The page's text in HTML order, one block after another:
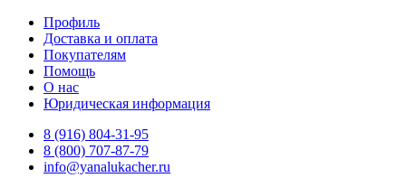
Профиль
Доставка и оплата
Покупателям
Помощь
О нас
Юридическая информация
8 (916) 804-31-95
8 (800) 707-87-79
info@yanalukacher.ru